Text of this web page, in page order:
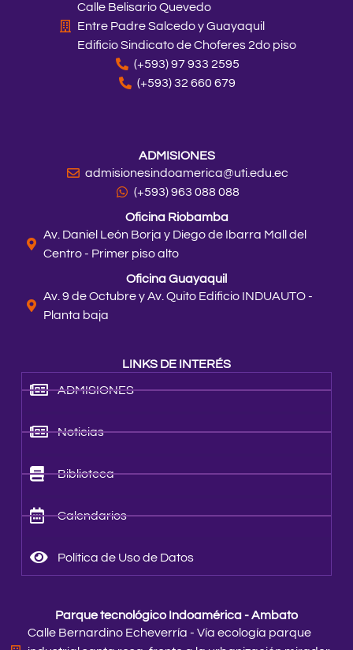
LINKS DE INTERÉS
ADMISIONES
Noticias
Biblioteca
Calendarios
Política de Uso de Datos
Parque tecnológico Indoamérica - Ambato
Calle Bernardino Echeverría - Vía ecología parque
Calle Belisario Quevedo
Entre Padre Salcedo y Guayaquil
Edificio Sindicato de Choferes 2do piso
(+593) 97 933 2595
(+593) 32 660 679
ADMISIONES
admisionesindoamerica@uti.edu.ec
(+593) 963 088 088
Oficina Riobamba
Av. Daniel León Borja y Diego de Ibarra Mall del
Centro - Primer piso alto
Oficina Guayaquil
Av. 9 de Octubre y Av. Quito Edificio INDUAUTO -
Planta baja